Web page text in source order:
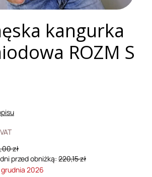
kangurka
ROZM S
zł
przed obniżką: 220,15 zł
2026